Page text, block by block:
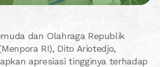
dan Olahraga Republik
RI), Dito Ariotedjo,
apresiasi tingginya terhadap